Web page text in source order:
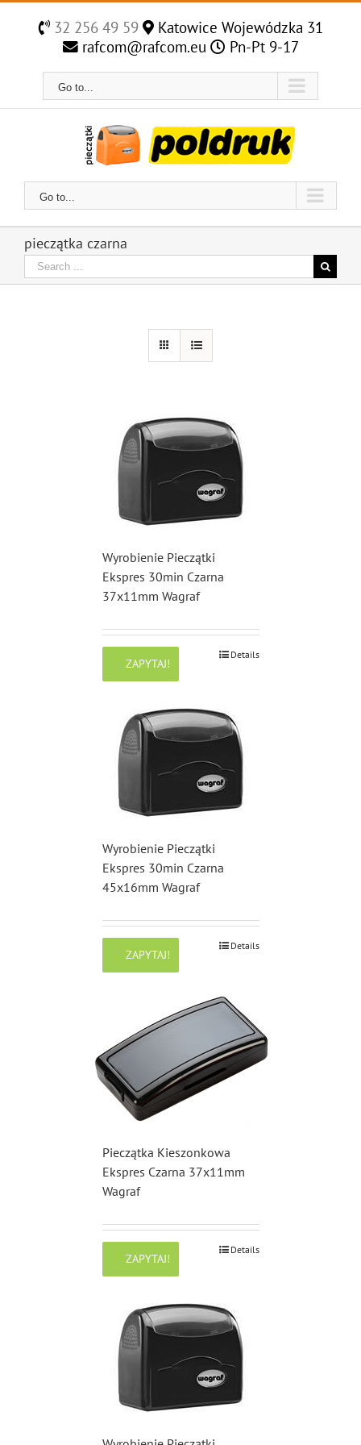
Skip
32 256 49 59
Katowice Wojewódzka 31
rafcom@rafcom.eu
Pn-Pt 9-17
Go to...
Go to...
pieczątka czarna
Search
for:
Wyrobienie Pieczątki
Ekspres 30min Czarna
37x11mm Wagraf
ZAPYTAJ!
Details
Wyrobienie Pieczątki
Ekspres 30min Czarna
45x16mm Wagraf
ZAPYTAJ!
Details
Pieczątka Kieszonkowa
Ekspres Czarna 37x11mm
Wagraf
ZAPYTAJ!
Details